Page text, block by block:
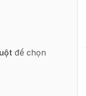
để chọn